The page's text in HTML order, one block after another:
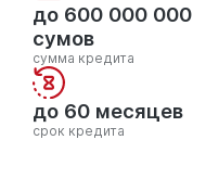
до 600 000 000
сумов
сумма кредита
до 60 месяцев
срок кредита